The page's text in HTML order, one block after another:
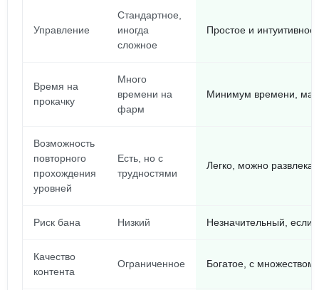
Управление
Стандартное,
иногда
сложное
Простое и интуитивное
Время на
прокачку
Много
времени на
фарм
Минимум времени,
Возможность
повторного
прохождения
уровней
Есть, но с
трудностями
Легко, можно
Риск бана Низкий Незначительный, если
Качество
контента
Ограниченное Богатое, с множеством